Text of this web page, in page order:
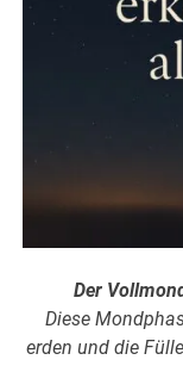
Der
Diese
erden und die